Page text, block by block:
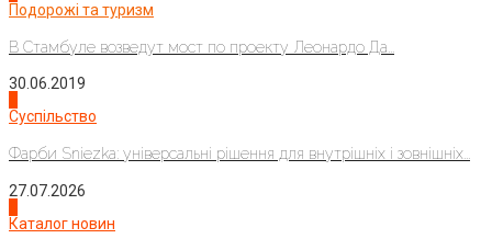
Подорожі та туризм
В Стамбуле возведут мост по проекту Леонардо Да...
30.06.2019
Суспільство
Фарби Sniezka: універсальні рішення для внутрішніх і зовнішніх...
27.07.2026
Каталог новин